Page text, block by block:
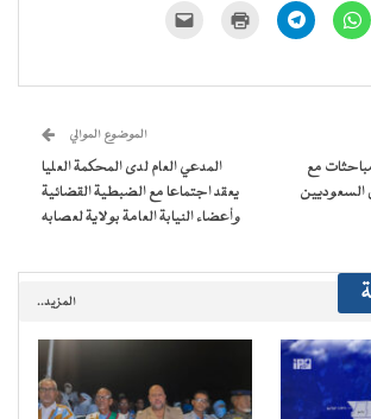
انقر
للمشاركة
في
انقر
للمشاركة
في
للطباعة
جديدة) الإلكتروني
نافذة
جديدة)
مع
السعوديين
الموضوع الموالي
المدعي العام لدى المحكمة العليا
يعقد اجتماعا مع الضبطية القضائية
وأعضاء النيابة العامة بولاية لعصابه
المزيد..